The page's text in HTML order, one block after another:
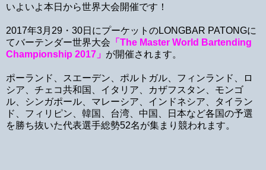
いよいよ本日から世界大会開催です！
2017年3月29・30日にプーケットのLONGBAR PATONGに
てバーテンダー世界大会 「The Master World Bartending
Championship 2017」 が開催されます。
ポーランド、スエーデン、ポルトガル、フィンランド、ロ
シア、チェコ共和国、イタリア、カザフスタン、モンゴ
ル、シンガポール、マレーシア、インドネシア、タイラン
ド、フィリピン、韓国、台湾、中国、日本など各国の予選
を勝ち抜いた代表選手総勢52名が集まり競われます。